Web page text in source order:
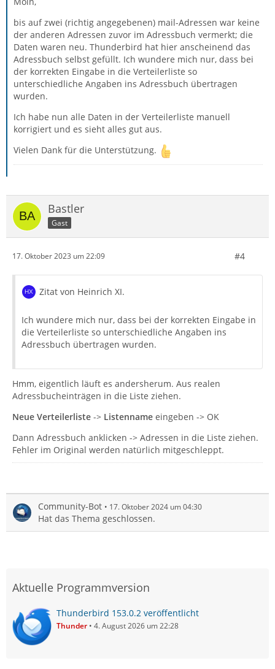
bis auf zwei (richtig angegebenen) mail-Adressen war keine
der anderen Adressen zuvor im Adressbuch vermerkt; die
Daten waren neu. Thunderbird hat hier anscheinend das
Adressbuch selbst gefüllt. Ich wundere mich nur, dass bei
der korrekten Eingabe in die Verteilerliste so
unterschiedliche Angaben ins Adressbuch übertragen
wurden.
Ich habe nun alle Daten in der Verteilerliste manuell
korrigiert und es sieht alles gut aus.
Vielen Dank für die Unterstützung.
Bastler
Gast
17. Oktober 2023 um 22:09 #4
Zitat von Heinrich XI.
Ich wundere mich nur, dass bei der korrekten Eingabe in
die Verteilerliste so unterschiedliche Angaben ins
Adressbuch übertragen wurden.
Hmm, eigentlich läuft es andersherum. Aus realen
Adressbucheinträgen in die Liste ziehen.
Neue Verteilerliste -> Listenname eingeben -> OK
Dann Adressbuch anklicken -> Adressen in die Liste ziehen.
Fehler im Original werden natürlich mitgeschleppt.
Community-Bot 17. Oktober 2024 um 04:30
Hat das Thema geschlossen.
Aktuelle Programmversion
Thunderbird 153.0.2 veröffentlicht
Thunder 4. August 2026 um 22:28